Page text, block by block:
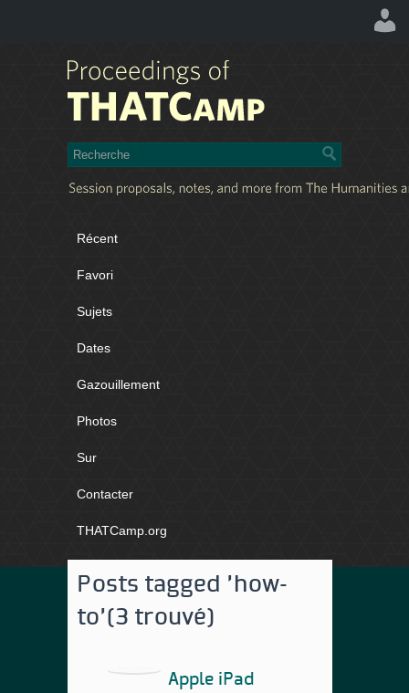
Récent
Favori
Sujets
Dates
Gazouillement
Photos
Sur
Contacter
THATCamp.org
Posts tagged 'how-
to'(3 trouvé)
Apple iPad